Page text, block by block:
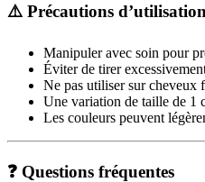
⚠️ Précautions
Manipuler avec soin pour
Éviter de tirer
Ne pas utiliser sur cheveux
Une variation de taille de 1
Les couleurs peuvent
❓ Questions fréquentes